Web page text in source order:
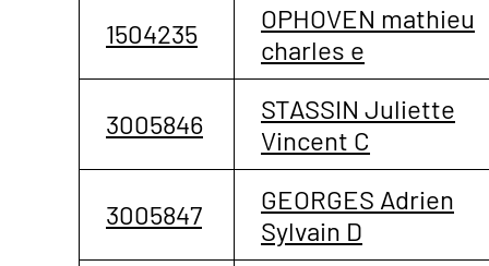
1504235
OPHOVEN mathieu
charles e
3005846
STASSIN Juliette
Vincent C
3005847
GEORGES Adrien
Sylvain D